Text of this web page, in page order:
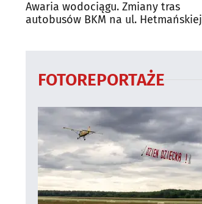
Awaria wodociągu. Zmiany tras
autobusów BKM na ul. Hetmańskiej
FOTOREPORTAŻE